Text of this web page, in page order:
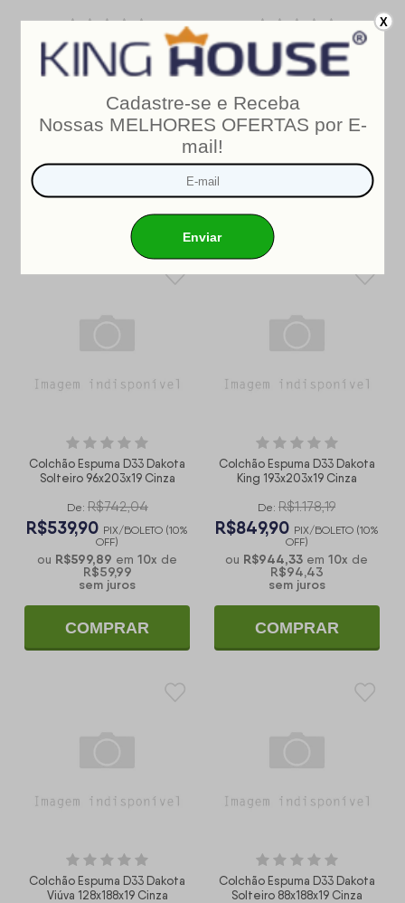
Colchão Espuma D33 Miami
Casal 138x188x24 Cinza
PIX/BOLETO (10%
OFF)
sem juros
COMPRAR
Colchão Casal Espuma D33
Valentine 88x188x14 Branco
R$619,90PIX/BOLETO (10%
OFF)
sem juros
COMPRAR
Colchão Espuma D33 Dakota
Solteiro 96x203x19 Cinza
De: R$742,04
R$539,90 PIX/BOLETO (10%
OFF)
ou R$599,89 em10x de
R$59,99
sem juros
COMPRAR
Colchão Espuma D33 Dakota
King 193x203x19 Cinza
De: R$1.178,19
R$849,90 PIX/BOLETO (10%
OFF)
ou R$944,33 em10x de
R$94,43
sem juros
COMPRAR
Colchão Espuma D33 Dakota
Viúva 128x188x19 Cinza
Colchão Espuma D33 Dakota
Solteiro 88x188x19 Cinza
X